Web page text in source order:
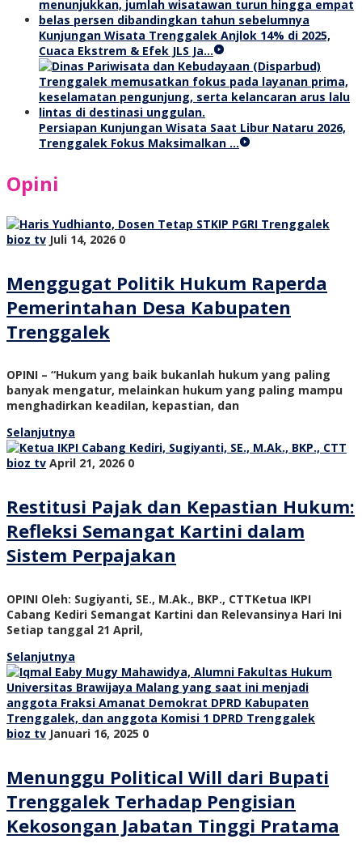
Kunjungan Wisata Trenggalek Anjlok 14% di 2025,
Cuaca Ekstrem & Efek JLS Ja…
Persiapan Kunjungan Wisata Saat Libur Nataru 2026,
Trenggalek Fokus Maksimalkan …
Opini
bioz tv Juli 14, 2026 0
Menggugat Politik Hukum Raperda
Pemerintahan Desa Kabupaten
Trenggalek
OPINI – “Hukum yang baik bukanlah hukum yang paling
banyak mengatur, melainkan hukum yang paling mampu
menghadirkan keadilan, kepastian, dan
Selanjutnya
bioz tv April 21, 2026 0
Restitusi Pajak dan Kepastian Hukum:
Refleksi Semangat Kartini dalam
Sistem Perpajakan
OPINI Oleh: Sugiyanti, SE., M.Ak., BKP., CTTKetua IKPI
Cabang Kediri Semangat Kartini dan Relevansinya Hari Ini
Setiap tanggal 21 April,
Selanjutnya
bioz tv Januari 16, 2025 0
Menunggu Political Will dari Bupati
Trenggalek Terhadap Pengisian
Kekosongan Jabatan Tinggi Pratama